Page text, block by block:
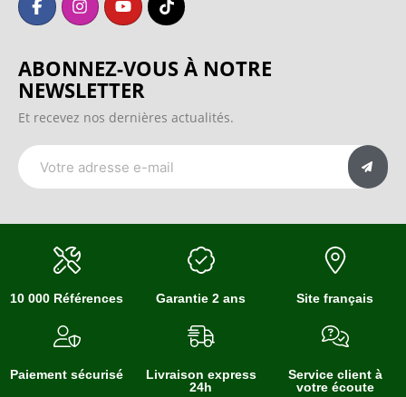
ABONNEZ-VOUS À NOTRE
NEWSLETTER
Et recevez nos dernières actualités.
10 000 Références Garantie 2 ans Site français
Paiement sécurisé
Livraison express
24h
Service client à
votre écoute